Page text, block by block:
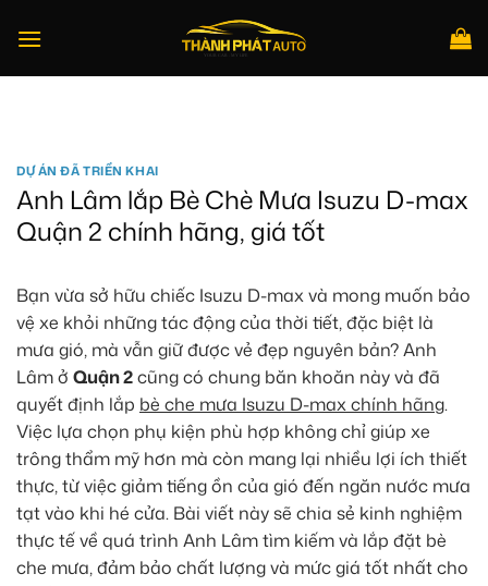
qua
DỰ ÁN ĐÃ TRIỂN KHAI
Anh Lâm lắp Bè Chè Mưa Isuzu D-max
Quận 2 chính hãng, giá tốt
Bạn vừa sở hữu chiếc Isuzu D-max và mong muốn bảo
vệ xe khỏi những tác động của thời tiết, đặc biệt là
mưa gió, mà vẫn giữ được vẻ đẹp nguyên bản? Anh
Lâm ở Quận 2cũng có chung băn khoăn này và đã
quyết định lắp bè che mưa Isuzu D-max chính hãng.
Việc lựa chọn phụ kiện phù hợp không chỉ giúp xe
trông thẩm mỹ hơn mà còn mang lại nhiều lợi ích thiết
thực, từ việc giảm tiếng ồn của gió đến ngăn nước mưa
tạt vào khi hé cửa. Bài viết này sẽ chia sẻ kinh nghiệm
thực tế về quá trình Anh Lâm tìm kiếm và lắp đặt bè
che mưa, đảm bảo chất lượng và mức giá tốt nhất cho